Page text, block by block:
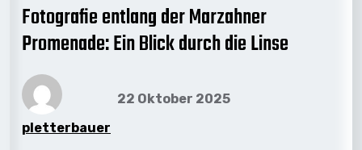
Fotografie entlang der Marzahner
Promenade: Ein Blick durch die Linse
pletterbauer
22 Oktober 2025